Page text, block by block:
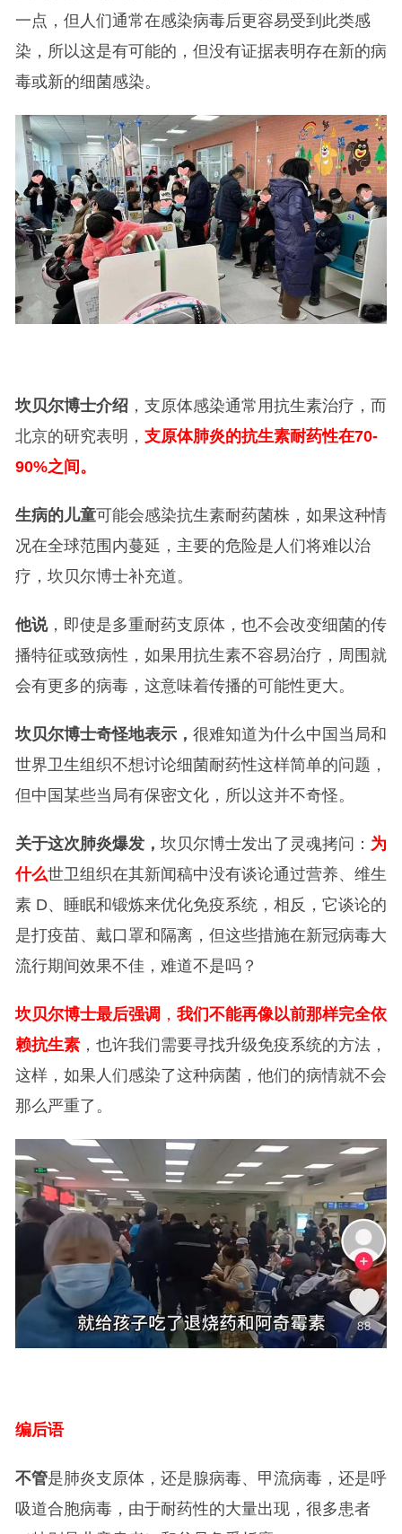
一点，但人们通常在感染病毒后更容易受到此类感
染，所以这是有可能的，但没有证据表明存在新的病
毒或新的细菌感染。
坎贝尔博士介绍，支原体感染通常用抗生素治疗，而
北京的研究表明， 支原体肺炎的抗生素耐药性在70-
90%之间。
生病的儿童可能会感染抗生素耐药菌株，如果这种情
况在全球范围内蔓延，主要的危险是人们将难以治
疗，坎贝尔博士补充道。
他说，即使是多重耐药支原体，也不会改变细菌的传
播特征或致病性，如果用抗生素不容易治疗，周围就
会有更多的病毒，这意味着传播的可能性更大。
坎贝尔博士奇怪地表示， 很难知道为什么中国当局和
世界卫生组织不想讨论细菌耐药性这样简单的问题，
但中国某些当局有保密文化，所以这并不奇怪。
关于这次肺炎爆发， 坎贝尔博士发出了灵魂拷问： 为
什么世卫组织在其新闻稿中没有谈论通过营养、维生
素 D、睡眠和锻炼来优化免疫系统，相反，它谈论的
是打疫苗、戴口罩和隔离，但这些措施在新冠病毒大
流行期间效果不佳，难道不是吗？
坎贝尔博士最后强调 ， 我们不能再像以前那样完全依
赖抗生素，也许我们需要寻找升级免疫系统的方法，
这样，如果人们感染了这种病菌，他们的病情就不会
那么严重了。
编后语
不管是肺炎支原体，还是腺病毒、甲流病毒，还是呼
吸道合胞病毒，由于耐药性的大量出现，很多患者